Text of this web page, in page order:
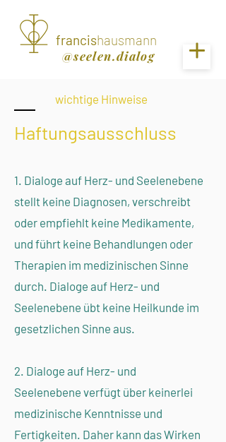
francishausmann
@seelen.dialog
wichtige Hinweise
Haftungsausschluss
1. Dialoge auf Herz- und Seelenebene
stellt keine Diagnosen, verschreibt
oder empfiehlt keine Medikamente,
und führt keine Behandlungen oder
Therapien im medizinischen Sinne
durch. Dialoge auf Herz- und
Seelenebene übt keine Heilkunde im
gesetzlichen Sinne aus.
2. Dialoge auf Herz- und
Seelenebene verfügt über keinerlei
medizinische Kenntnisse und
Fertigkeiten. Daher kann das Wirken